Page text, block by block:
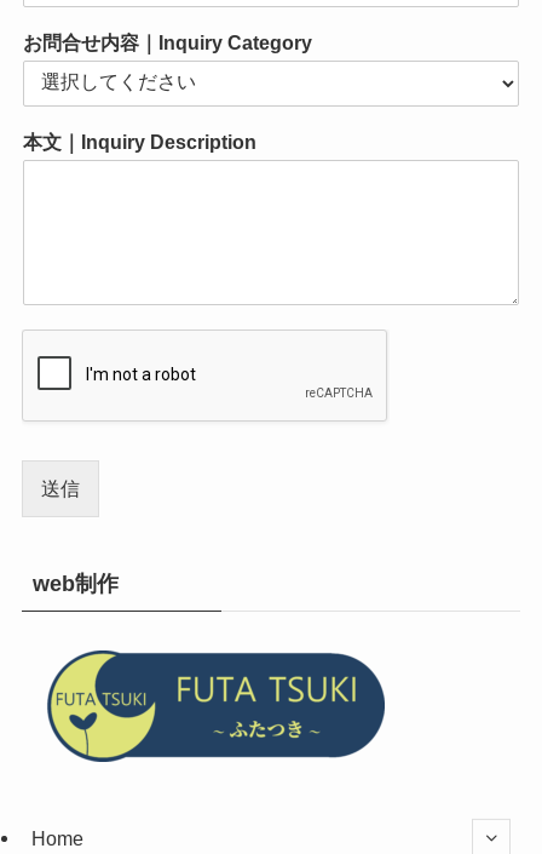
お問合せ内容｜Inquiry Category
本文｜Inquiry Description
送信
web制作
Home